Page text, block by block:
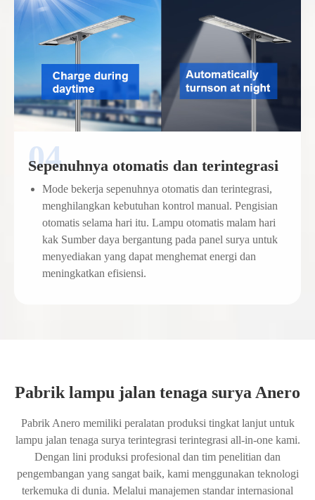
Sepenuhnya otomatis dan terintegrasi
Mode bekerja sepenuhnya otomatis dan terintegrasi,
menghilangkan kebutuhan kontrol manual. Pengisian
otomatis selama hari itu. Lampu otomatis malam hari
kak Sumber daya bergantung pada panel surya untuk
menyediakan yang dapat menghemat energi dan
meningkatkan efisiensi.
Pabrik lampu jalan tenaga surya Anero
Pabrik Anero memiliki peralatan produksi tingkat lanjut untuk
lampu jalan tenaga surya terintegrasi terintegrasi all-in-one kami.
Dengan lini produksi profesional dan tim penelitian dan
pengembangan yang sangat baik, kami menggunakan teknologi
terkemuka di dunia. Melalui manajemen standar internasional